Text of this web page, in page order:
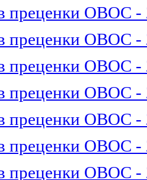
преценки ОВОС -
преценки ОВОС -
преценки ОВОС -
преценки ОВОС -
преценки ОВОС -
преценки ОВОС -
преценки ОВОС -